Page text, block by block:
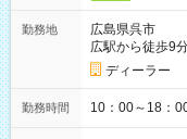
勤務地
広島県呉市
広駅から徒歩9
ディーラー
勤務時間 10：00～18：